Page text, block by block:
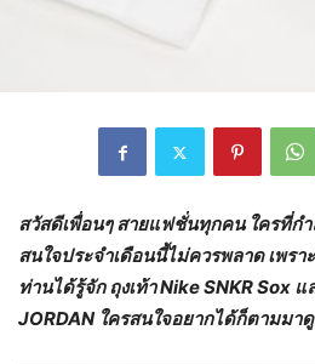
สวัสดีเพื่อนๆ สายแฟชั่นทุกคน ใครที่ก
สนใจประจำเดือนนี้ไม่ควรพลาด เพรา
ท่านได้รู้จัก ถุงเท้าNike SNKR Sox แ
JORDAN ใครสนใจอยากได้ก็ตามมา